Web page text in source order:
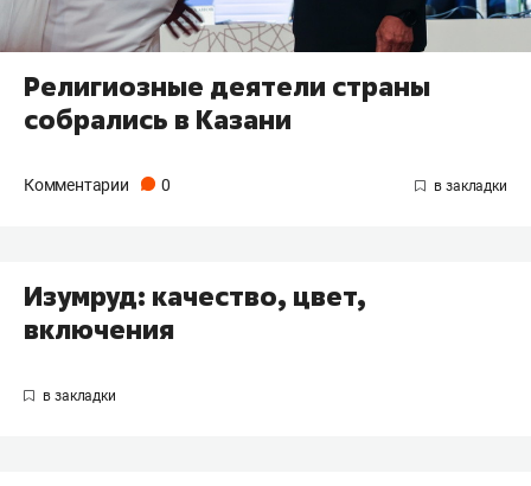
Религиозные деятели страны
собрались в Казани
Комментарии 0
Изумруд: качество, цвет,
включения